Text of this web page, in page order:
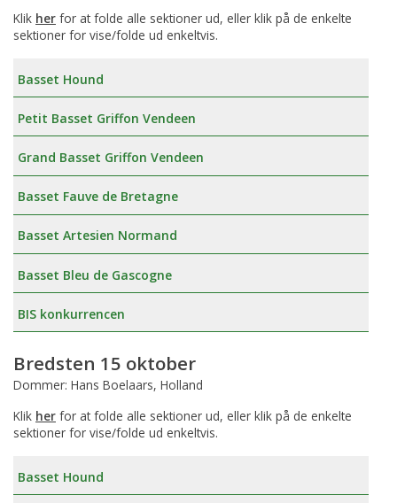
Klik her for at folde alle sektioner ud, eller klik på de enkelte
sektioner for vise/folde ud enkeltvis.
Basset Hound
Petit Basset Griffon Vendeen
Grand Basset Griffon Vendeen
Basset Fauve de Bretagne
Basset Artesien Normand
Basset Bleu de Gascogne
BIS konkurrencen
Bredsten 15 oktober
Dommer: Hans Boelaars, Holland
Klik her for at folde alle sektioner ud, eller klik på de enkelte
sektioner for vise/folde ud enkeltvis.
Basset Hound